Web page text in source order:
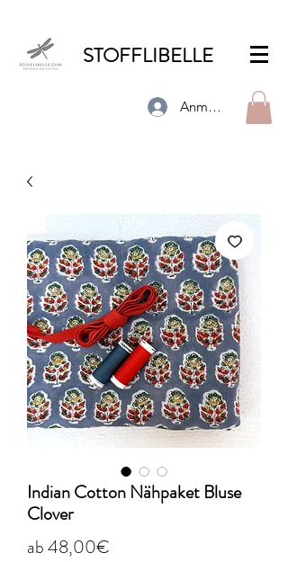
STOFFLIBELLE
Anmelden
Indian Cotton Nähpaket Bluse
Clover
ab48,00€